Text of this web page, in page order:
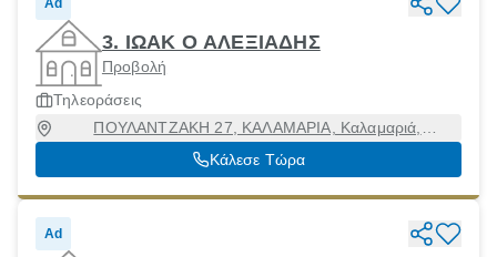
Ad
3. ΙΩΑΚ Ο ΑΛΕΞΙΑΔΗΣ
Προβολή
Τηλεοράσεις
ΠΟΥΛΑΝΤΖΑΚΗ 27, ΚΑΛΑΜΑΡΙΑ, Καλαμαριά,
Θεσσαλονίκη, 55131
Κάλεσε Τώρα
Ad